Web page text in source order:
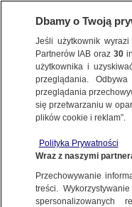
ŚWIAT
członkowskim
od inwazji na
28.11.2023, 14:21
Dbamy o Twoją
Jeśli użytkownik
Partnerów IAB oraz30
użytkownika i
przeglądania.
przeglądania
się przetwarzaniu w
plików cookie i reklam”.
Polityka Prywatności
Wraz z naszymi
Przechowywanie
treści.